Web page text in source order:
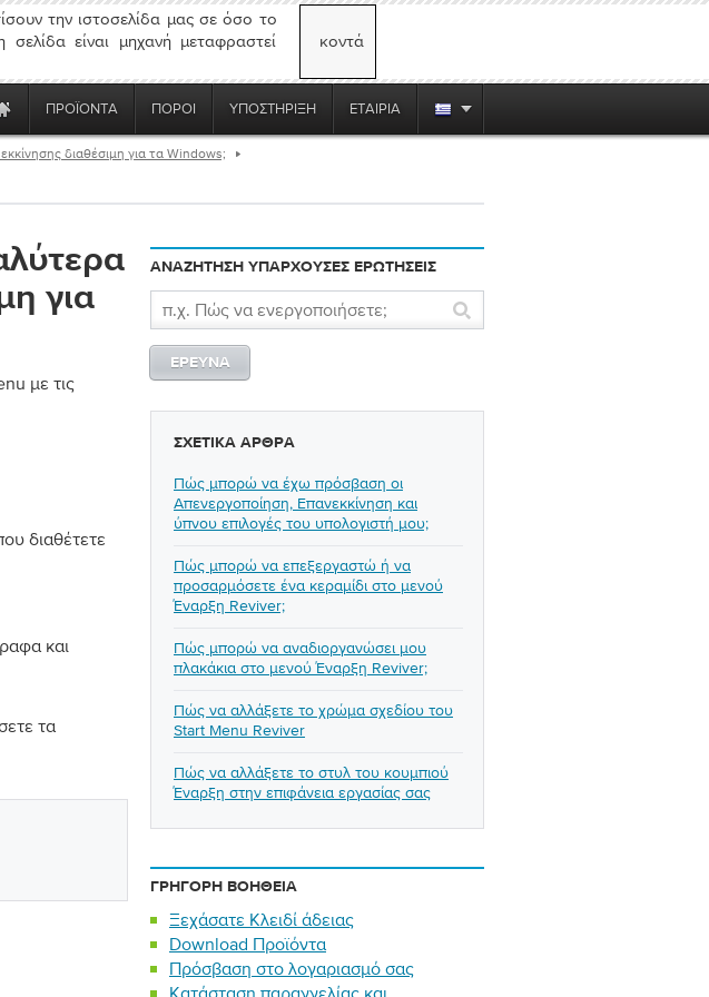
την ιστοσελίδα μας σε όσο το
είναι μηχανή μεταφραστεί
κοντά
ΠΡΟΪΌΝΤΑ ΠΌΡΟΙ ΥΠΟΣΤΉΡΙΞΗ ΕΤΑΙΡΊΑ
διαθέσιμη για τα Windows;
για
με τις
διαθέτετε
και
τα
ΑΝΑΖΉΤΗΣΗ ΥΠΆΡΧΟΥΣΕΣ ΕΡΩΤΉΣΕΙΣ
ΣΧΕΤΙΚΆ ΆΡΘΡΑ
Πώς μπορώ να έχω πρόσβαση οι
Απενεργοποίηση, Επανεκκίνηση και
ύπνου επιλογές του υπολογιστή μου;
Πώς μπορώ να επεξεργαστώ ή να
προσαρμόσετε ένα κεραμίδι στο μενού
Έναρξη Reviver;
Πώς μπορώ να αναδιοργανώσει μου
πλακάκια στο μενού Έναρξη Reviver;
Πώς να αλλάξετε το χρώμα σχεδίου του
Start Menu Reviver
Πώς να αλλάξετε το στυλ του κουμπιού
Έναρξη στην επιφάνεια εργασίας σας
ΓΡΉΓΟΡΗ ΒΟΉΘΕΙΑ
Ξεχάσατε Κλειδί άδειας
Download Προϊόντα
Πρόσβαση στο λογαριασμό σας
Κατάσταση παραγγελίας και